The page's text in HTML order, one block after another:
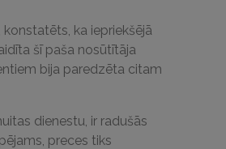
ka iepriekšējā
šī paša nosūtītāja
bija paredzēta citam
dienestu, ir radušās
preces tiks